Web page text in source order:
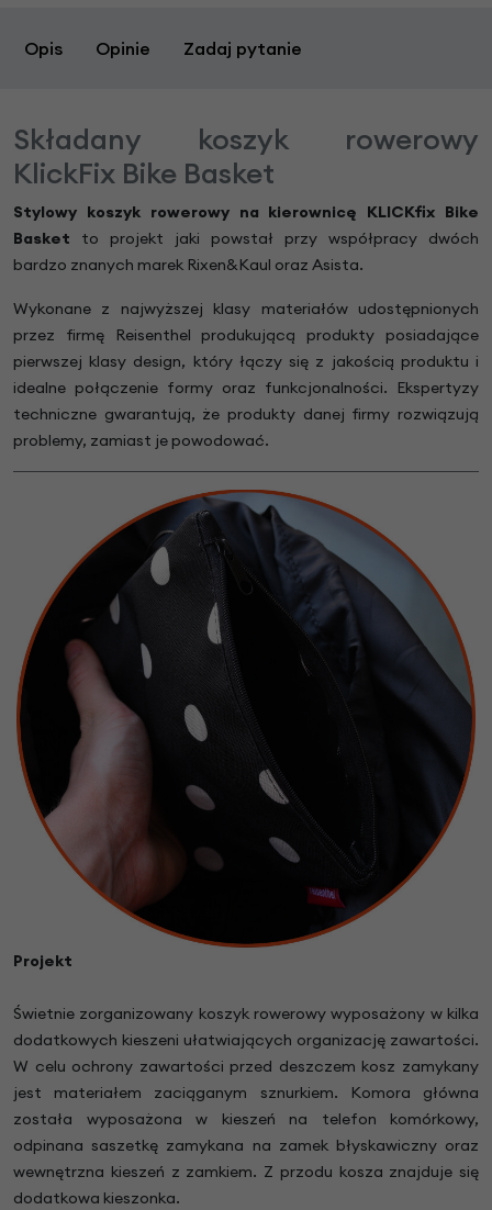
Opis Opinie Zadaj pytanie
Składany koszyk rowerowy
KlickFix Bike Basket
Stylowy koszyk rowerowy na kierownicę KLICKfix Bike
Basket to projekt jaki powstał przy współpracy dwóch
bardzo znanych marek Rixen&Kaul oraz Asista.
Wykonane z najwyższej klasy materiałów udostępnionych
przez firmę Reisenthel produkującą produkty posiadające
pierwszej klasy design, który łączy się z jakością produktu i
idealne połączenie formy oraz funkcjonalności. Ekspertyzy
techniczne gwarantują, że produkty danej firmy rozwiązują
problemy, zamiast je powodować.
Projekt
Świetnie zorganizowany koszyk rowerowy wyposażony w kilka
dodatkowych kieszeni ułatwiających organizację zawartości.
W celu ochrony zawartości przed deszczem kosz zamykany
jest materiałem zaciąganym sznurkiem. Komora główna
została wyposażona w kieszeń na telefon komórkowy,
odpinana saszetkę zamykana na zamek błyskawiczny oraz
wewnętrzna kieszeń z zamkiem. Z przodu kosza znajduje się
dodatkowa kieszonka.